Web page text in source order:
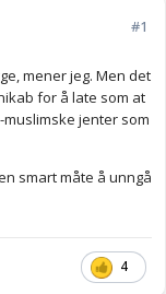
#1
mener jeg. Men det
for å late som at
jenter som
smart måte å unngå
4